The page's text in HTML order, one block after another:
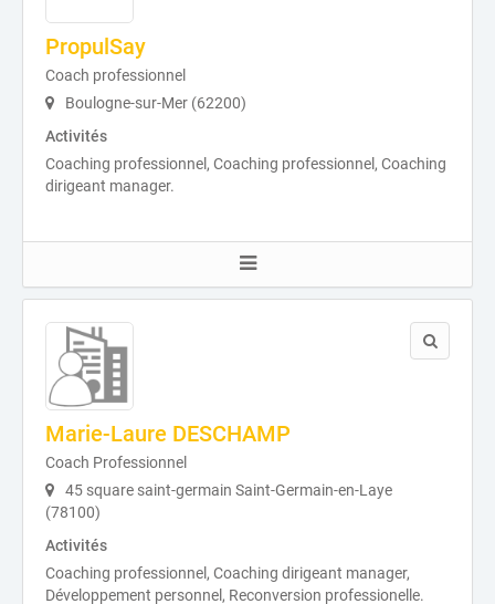
PropulSay
Coach professionnel
Boulogne-sur-Mer (62200)
Activités
Coaching professionnel, Coaching professionnel, Coaching
dirigeant manager.
Marie-Laure DESCHAMP
Coach Professionnel
45 square saint-germain Saint-Germain-en-Laye
(78100)
Activités
Coaching professionnel, Coaching dirigeant manager,
Développement personnel, Reconversion professionelle.